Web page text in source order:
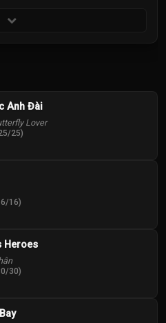
Anh Đài
Lover
25)
16)
Heroes
30)